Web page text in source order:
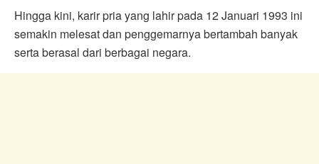
Hingga kini, karir pria yang lahir pada 12 Januari 1993 ini
semakin melesat dan penggemarnya bertambah banyak
serta berasal dari berbagai negara.